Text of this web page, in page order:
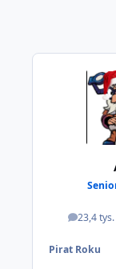
23,4 tys.
Pirat Roku